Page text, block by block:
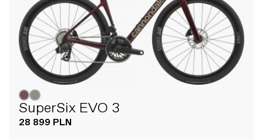
SuperSix EVO 3
28 899 PLN